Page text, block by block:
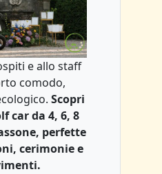
e allo staff
comodo,
Scopri
car da 4, 6, 8
perfette
cerimonie e